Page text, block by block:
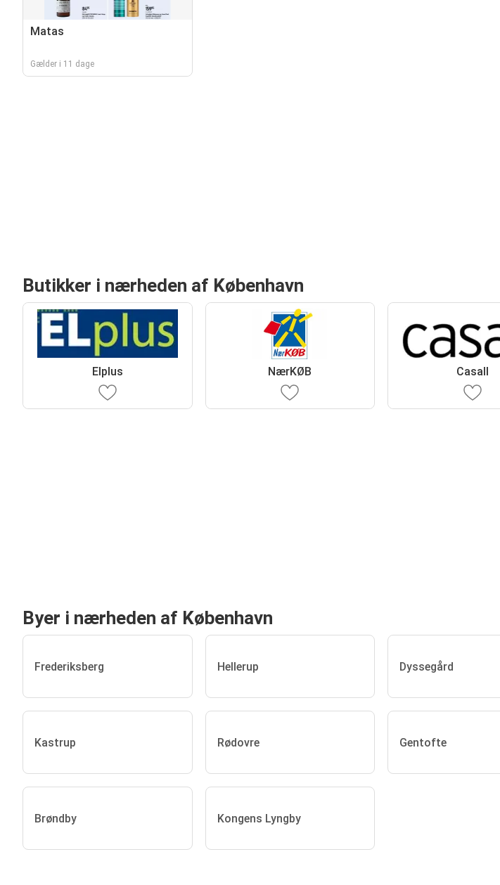
Matas
Gælder i 11 dage
Butikker i nærheden af København
Elplus NærKØB Casall
Byer i nærheden af København
Frederiksberg Hellerup Dyssegård
Kastrup Rødovre Gentofte
Brøndby Kongens Lyngby